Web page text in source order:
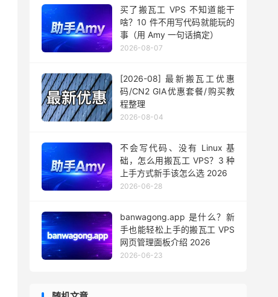
买了搬瓦工 VPS 不知道能干
啥？10 件不用写代码就能玩的
事（用 Amy 一句话搞定）
2026-08-07
[2026-08] 最新搬瓦工优惠
码/CN2 GIA优惠套餐/购买教
程整理
2026-08-04
不会写代码、没有 Linux 基
础，怎么用搬瓦工 VPS？3 种
上手方式新手该怎么选 2026
2026-06-28
banwagong.app 是什么？新
手也能轻松上手的搬瓦工 VPS
网页管理面板介绍 2026
2026-06-23